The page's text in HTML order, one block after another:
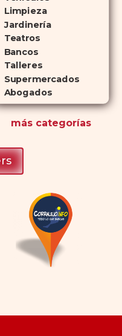
máscategorías